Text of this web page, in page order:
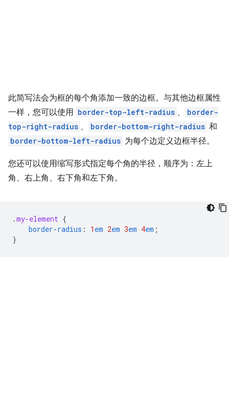
此简写法会为框的每个角添加一致的边框。与其他边框属性
一样，您可以使用 border-top-left-radius 、
border-
top-right-radius 、 border-bottom-right-radius 和
border-bottom-left-radius 为每个边定义边框半径。
您还可以使用缩写形式指定每个角的半径，顺序为：左上
角、右上角、右下角和左下角。
.my-element {
border-radius : 1 em 2em 3em 4em ;
}